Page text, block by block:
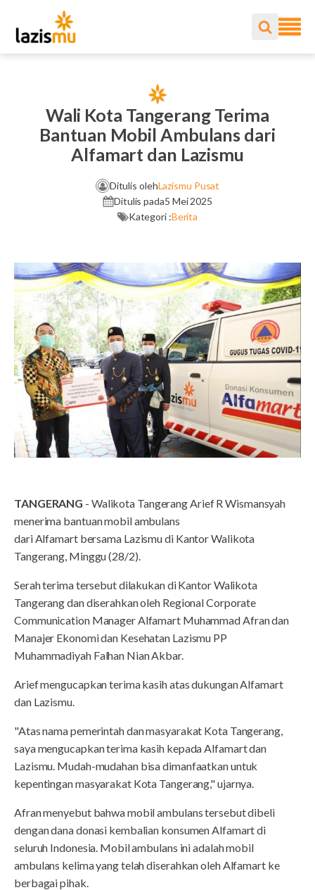
Wali Kota Tangerang Terima
Bantuan Mobil Ambulans dari
Alfamart dan Lazismu
Ditulis olehLazismu Pusat
Ditulis pada5 Mei 2025
Kategori :Berita
TANGERANG - Walikota Tangerang Arief R Wismansyah
menerima bantuan mobil ambulans
dari Alfamartbersama Lazismudi Kantor Walikota
Tangerang, Minggu (28/2).
Serah terima tersebut dilakukan di Kantor Walikota
Tangerang dan diserahkan oleh Regional Corporate
Communication Manager Alfamart Muhammad Afran dan
Manajer Ekonomi dan Kesehatan Lazismu PP
Muhammadiyah Falhan Nian Akbar.
Arief mengucapkan terima kasih atas dukungan Alfamart
dan Lazismu.
"Atas nama pemerintah dan masyarakat Kota Tangerang,
saya mengucapkan terima kasih kepada Alfamart dan
Lazismu. Mudah-mudahan bisa dimanfaatkan untuk
kepentingan masyarakat Kota Tangerang," ujarnya.
Afran menyebut bahwa mobil ambulans tersebut dibeli
dengan dana donasi kembalian konsumen Alfamart di
seluruh Indonesia. Mobil ambulans ini adalah mobil
ambulans kelima yang telah diserahkan oleh Alfamart ke
berbagai pihak.